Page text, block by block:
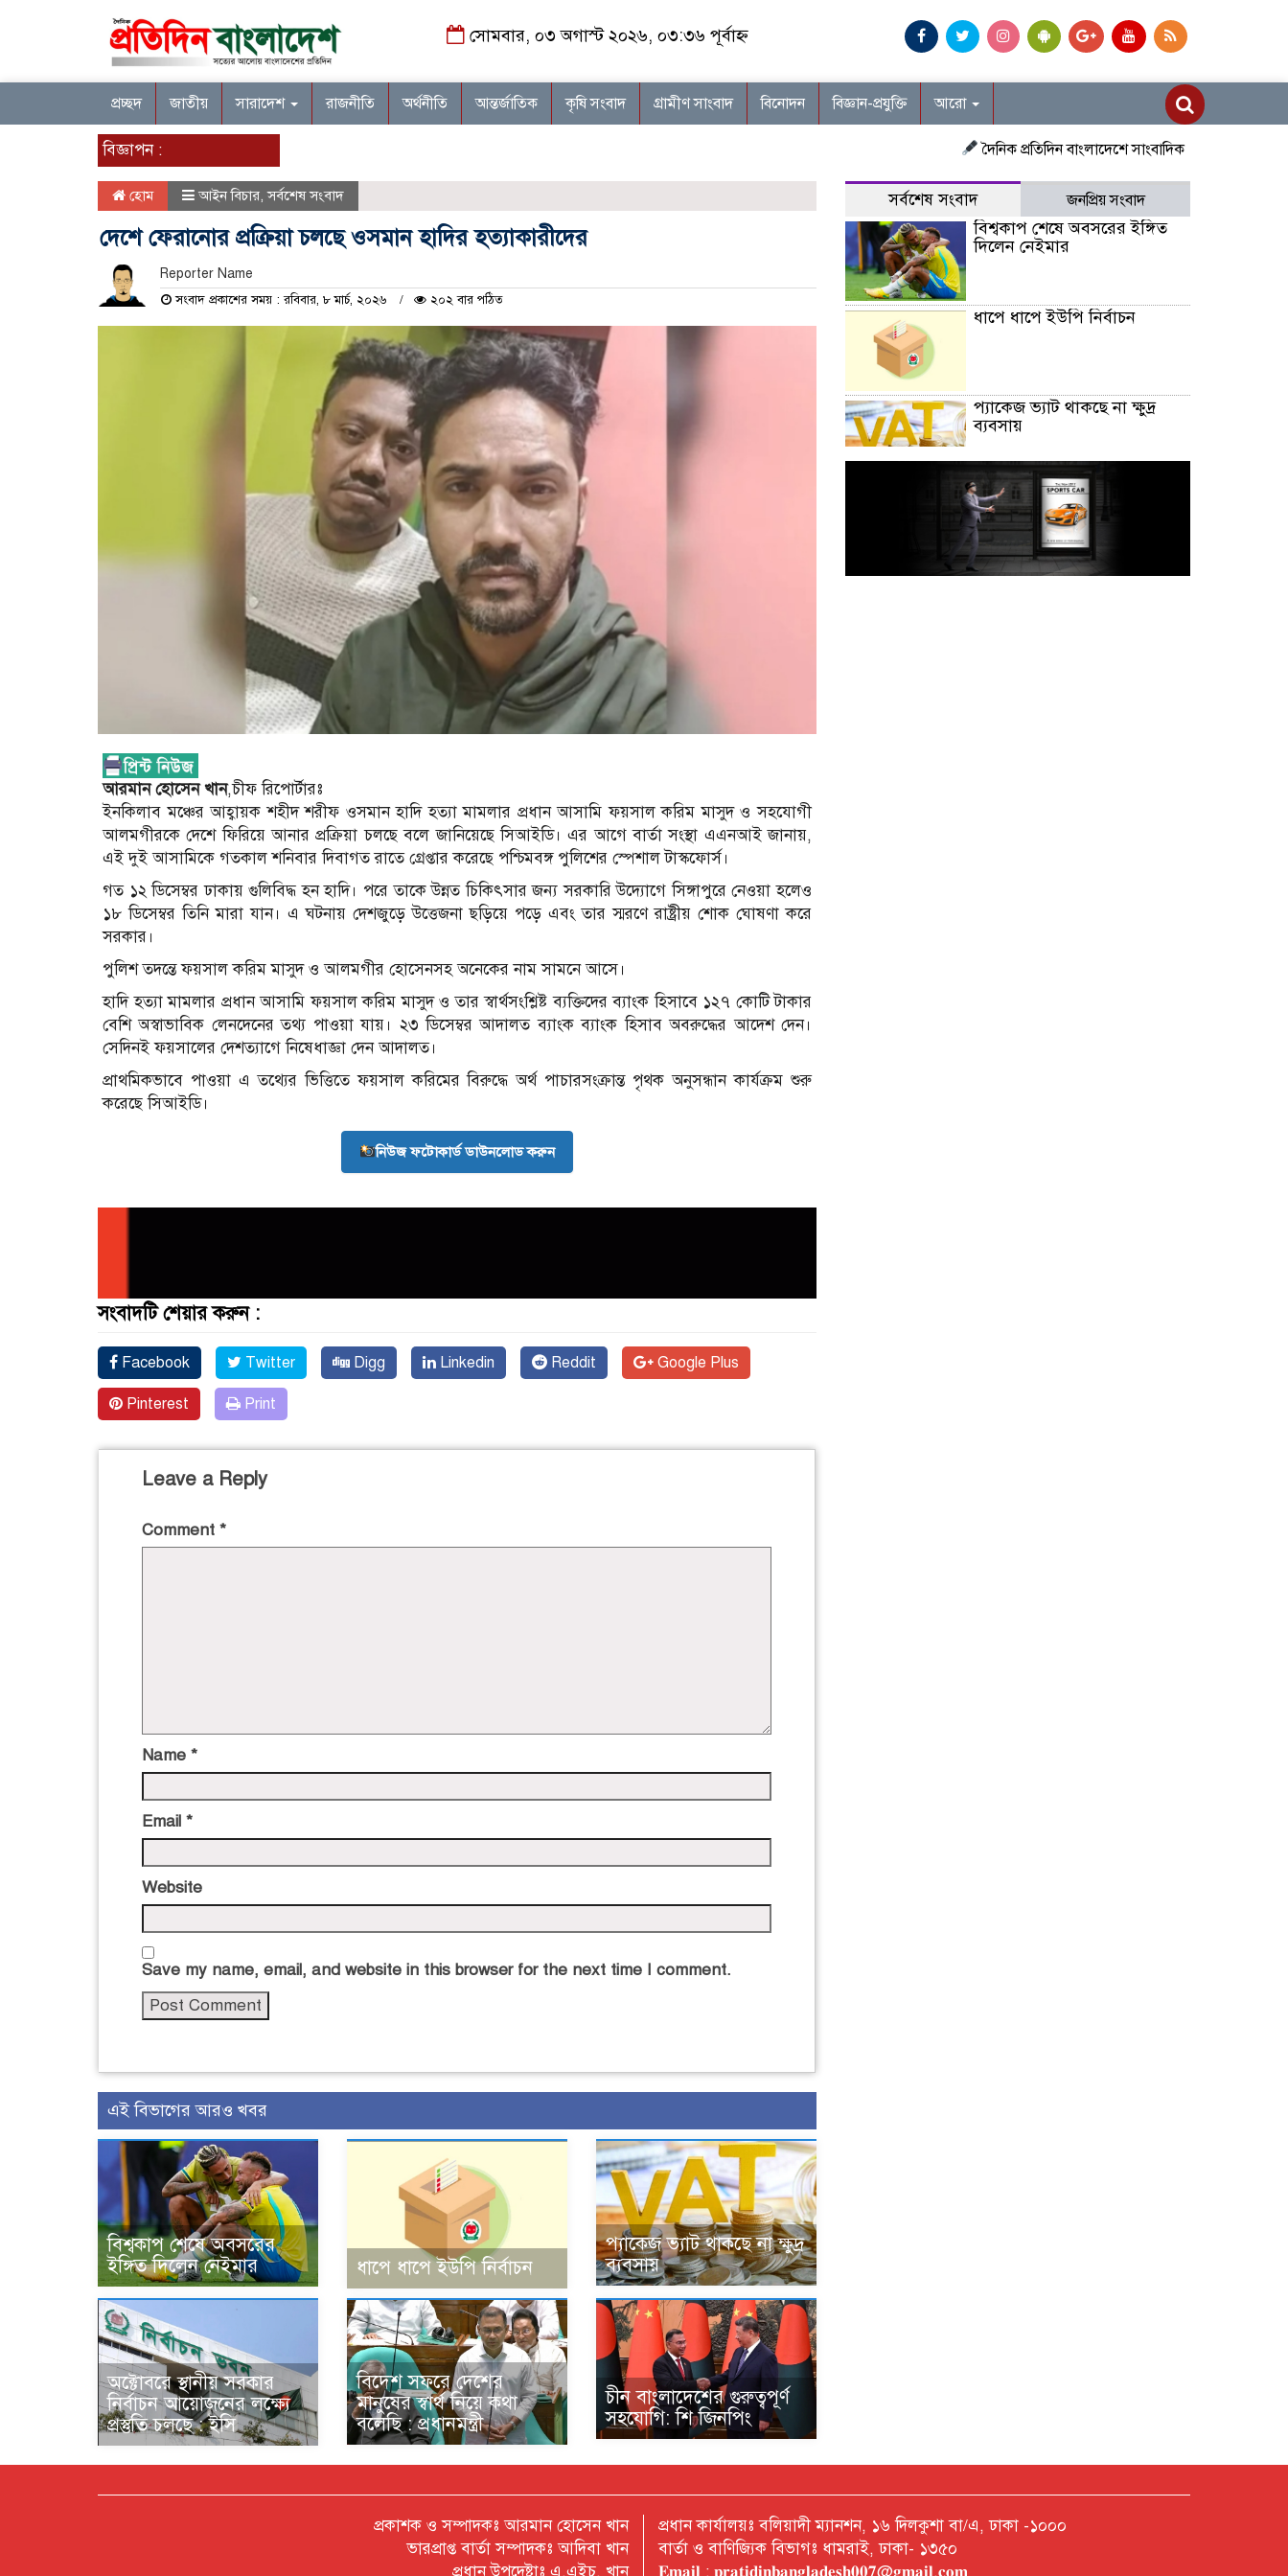
সোমবার, ০৩ অগাস্ট ২০২৬, ০৩:৩৬ পূর্বাহ্ন
প্রচ্ছদ জাতীয় সারাদেশ রাজনীতি অর্থনীতি আন্তর্জাতিক কৃষি সংবাদ গ্রামীণ সাংবাদ বিনোদন বিজ্ঞান-প্রযুক্তি আরো
বিজ্ঞাপন : দৈনিক প্রতিদিন বাংলাদেশে সাংবাদিক নিয়োগ চলছে
হোম আইন বিচার,সর্বশেষ সংবাদ
দেশে ফেরানোর প্রক্রিয়া চলছে ওসমান হাদির হত্যাকারীদের
Reporter Name
সংবাদ প্রকাশের সময় : রবিবার, ৮ মার্চ, ২০২৬ ২০২ বার পঠিত
আরমান হোসেন খান,চীফ রিপোর্টারঃ
ইনকিলাব মঞ্চের আহ্বায়ক শহীদ শরীফ ওসমান হাদি হত্যা মামলার প্রধান আসামি ফয়সাল করিম মাসুদ ও সহযোগী
আলমগীরকে দেশে ফিরিয়ে আনার প্রক্রিয়া চলছে বলে জানিয়েছে সিআইডি। এর আগে বার্তা সংস্থা এএনআই জানায়,
এই দুই আসামিকে গতকাল শনিবার দিবাগত রাতে গ্রেপ্তার করেছে পশ্চিমবঙ্গ পুলিশের স্পেশাল টাস্কফোর্স।
গত ১২ ডিসেম্বর ঢাকায় গুলিবিদ্ধ হন হাদি। পরে তাকে উন্নত চিকিৎসার জন্য সরকারি উদ্যোগে সিঙ্গাপুরে নেওয়া হলেও
১৮ ডিসেম্বর তিনি মারা যান। এ ঘটনায় দেশজুড়ে উত্তেজনা ছড়িয়ে পড়ে এবং তার স্মরণে রাষ্ট্রীয় শোক ঘোষণা করে
সরকার।
পুলিশ তদন্তে ফয়সাল করিম মাসুদ ও আলমগীর হোসেনসহ অনেকের নাম সামনে আসে।
হাদি হত্যা মামলার প্রধান আসামি ফয়সাল করিম মাসুদ ও তার স্বার্থসংশ্লিষ্ট ব্যক্তিদের ব্যাংক হিসাবে ১২৭ কোটি টাকার
বেশি অস্বাভাবিক লেনদেনের তথ্য পাওয়া যায়। ২৩ ডিসেম্বর আদালত ব্যাংক ব্যাংক হিসাব অবরুদ্ধের আদেশ দেন।
সেদিনই ফয়সালের দেশত্যাগে নিষেধাজ্ঞা দেন আদালত।
প্রাথমিকভাবে পাওয়া এ তথ্যের ভিত্তিতে ফয়সাল করিমের বিরুদ্ধে অর্থ পাচারসংক্রান্ত পৃথক অনুসন্ধান কার্যক্রম শুরু
করেছে সিআইডি।
নিউজ ফটোকার্ড ডাউনলোড করুন
সংবাদটি শেয়ার করুন :
Facebook Twitter Digg Linkedin Reddit Google Plus
Pinterest Print
Leave a Reply
Comment *
Name *
Email *
Website
Save my name, email, and website in this browser for the next time I comment.
এই বিভাগের আরও খবর
বিশ্বকাপ শেষে অবসরের
ইঙ্গিত দিলেন নেইমার
ধাপে ধাপে ইউপি নির্বাচন
প্যাকেজ ভ্যাট থাকছে না ক্ষুদ্র
ব্যবসায়
অক্টোবরে স্থানীয় সরকার
নির্বাচন আয়োজনের লক্ষ্যে
প্রস্তুতি চলছে : ইসি
বিদেশ সফরে দেশের
মানুষের স্বার্থ নিয়ে কথা
বলেছি : প্রধানমন্ত্রী
চীন বাংলাদেশের গুরুত্বপূর্ণ
সহযোগি: শি জিনপিং
সর্বশেষ সংবাদ জনপ্রিয় সংবাদ
বিশ্বকাপ শেষে অবসরের ইঙ্গিত
দিলেন নেইমার
ধাপে ধাপে ইউপি নির্বাচন
প্যাকেজ ভ্যাট থাকছে না ক্ষুদ্র
ব্যবসায়
অক্টোবরে স্থানীয় সরকার নির্বাচন
আয়োজনের লক্ষ্যে প্রস্তুতি চলছে :
ইসি
প্রকাশক ও সম্পাদকঃ আরমান হোসেন খান
ভারপ্রাপ্ত বার্তা সম্পাদকঃ আদিবা খান
প্রধান উপদেষ্টাঃ এ,এইচ, খান
প্রধান কার্যালয়ঃ বলিয়াদী ম্যানশন, ১৬ দিলকুশা বা/এ, ঢাকা -১০০০
বার্তা ও বাণিজ্যিক বিভাগঃ ধামরাই, ঢাকা- ১৩৫০
𝐄𝐦𝐚𝐢𝐥 : 𝐩𝐫𝐚𝐭𝐢𝐝𝐢𝐧𝐛𝐚𝐧𝐠𝐥𝐚𝐝𝐞𝐬𝐡𝟎𝟎𝟕@𝐠𝐦𝐚𝐢𝐥.𝐜𝐨𝐦